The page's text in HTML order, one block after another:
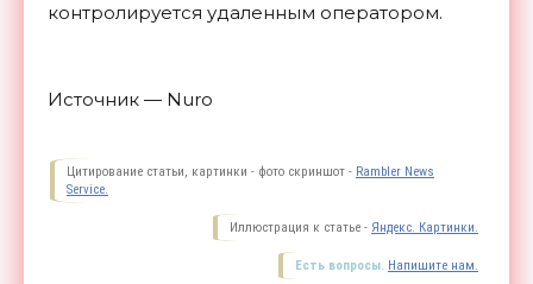
контролируется удаленным оператором.
Источник — Nuro
Цитирование статьи, картинки - фото скриншот - Rambler News
Service.
Иллюстрация к статье - Яндекс. Картинки.
Есть вопросы. Напишите нам.